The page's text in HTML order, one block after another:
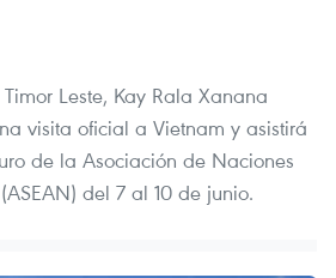
Leste, Kay Rala Xanana
visita oficial a Vietnam y asistirá
de la Asociación de Naciones
del 7 al 10 de junio.